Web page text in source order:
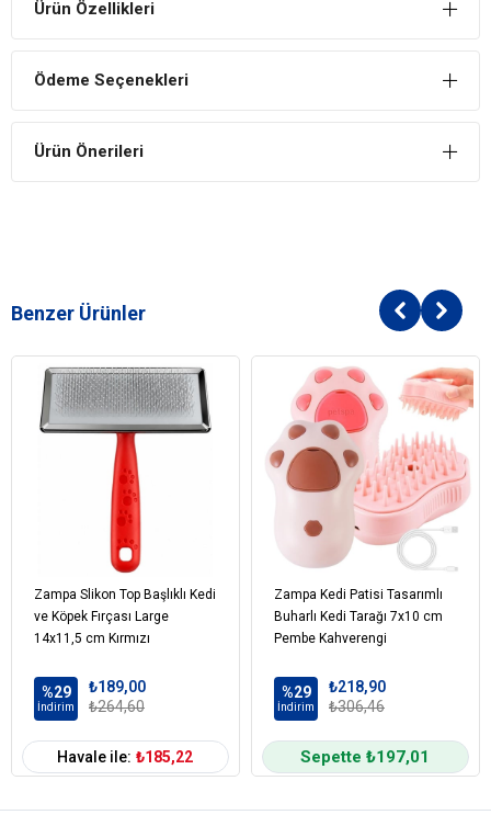
Ürün Özellikleri
Ödeme Seçenekleri
Ürün Önerileri
Benzer Ürünler
Zampa Slikon Top Başlıklı Kedi
ve Köpek Fırçası Large
14x11,5 cm Kırmızı
%29
İndirim
₺189,00
₺264,60
Havale ile: ₺185,22
Zampa Kedi Patisi Tasarımlı
Buharlı Kedi Tarağı 7x10 cm
Pembe Kahverengi
%29
İndirim
₺218,90
₺306,46
Sepette ₺197,01